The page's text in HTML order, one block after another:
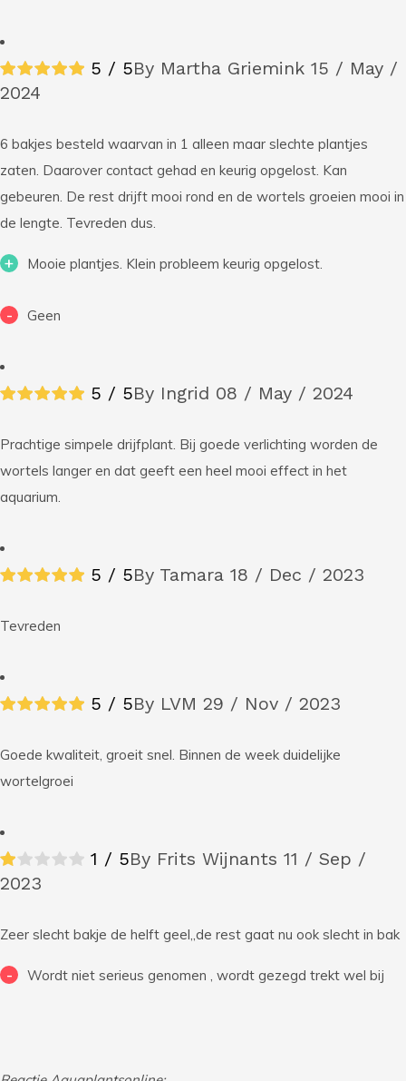
5 / 5By Martha Griemink 15 / May /
2024
6 bakjes besteld waarvan in 1 alleen maar slechte plantjes
zaten. Daarover contact gehad en keurig opgelost. Kan
gebeuren. De rest drijft mooi rond en de wortels groeien mooi in
de lengte. Tevreden dus.
+ Mooie plantjes. Klein probleem keurig opgelost.
- Geen
5 / 5By Ingrid 08 / May / 2024
Prachtige simpele drijfplant. Bij goede verlichting worden de
wortels langer en dat geeft een heel mooi effect in het
aquarium.
5 / 5By Tamara 18 / Dec / 2023
Tevreden
5 / 5By LVM 29 / Nov / 2023
Goede kwaliteit, groeit snel. Binnen de week duidelijke
wortelgroei
1 / 5By Frits Wijnants 11 / Sep /
2023
Zeer slecht bakje de helft geel,,de rest gaat nu ook slecht in bak
- Wordt niet serieus genomen , wordt gezegd trekt wel bij